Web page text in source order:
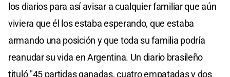
los diarios para así avisar a cualquier familiar que aún
viviera que él los estaba esperando, que estaba
armando una posición y que toda su familia podría
reanudar su vida en Argentina. Un diario brasileño
tituló "45 partidas ganadas, cuatro empatadas y dos